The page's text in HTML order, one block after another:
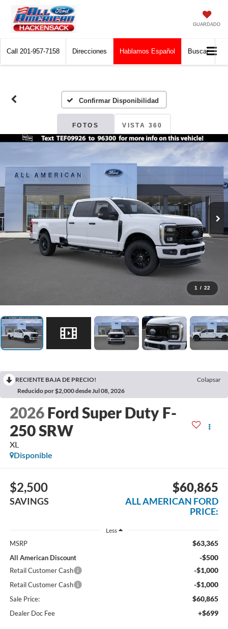
GUARDADO
Call 201-957-7158 Direcciones Hablamos Español Buscar
Confirmar Disponibilidad
FOTOS VISTA 360
1 / 22
RECIENTE BAJA DE PRECIO!
Colapsar
Reducido por $2,000 desde Jul 08, 2026
2026 Ford Super Duty F-
250 SRW
XL
Disponible
$2,500
SAVINGS
$60,865
ALL AMERICAN FORD
PRICE:
Less
MSRP $63,365
All American Discount -$500
Retail Customer Cash -$1,000
Retail Customer Cash -$1,000
Sale Price: $60,865
Dealer Doc Fee +$699